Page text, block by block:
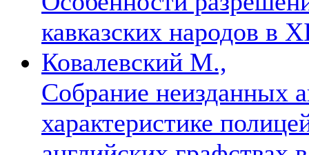
кавказских народов в
Ковалевский М.,
Собрание неизданных
характеристике